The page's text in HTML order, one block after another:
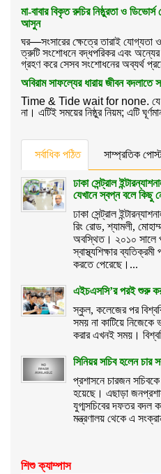
মা-বাবার বিকৃত রুচির নিষ্ঠুরতা ও
আসুন
ঘর—সংসারের ক্ষেত্রে তারাই যোগ্যতা ও
ত্রুটি সংশোধনে বদ্ধপরিকর এবং অন্যের
গ্রহণ করে সেসব সংশোধনের অব্যর্থ
অবিরাম সাফল্যের ধারায় জীবন বদলাতে
Time & Tide wait for none. যে
না। এটিই সময়ের নিষ্ঠুর নিয়ম; এটি
সর্বাধিক পঠিত সাম্প্রতিক
ঢাকা সেন্ট্রাল
যেখানে স্বপ্ন বলে কিছু
ঢাকা সেন্ট্রাল
রিং রোড, শ্যামলী,
অবস্থিত। ২০১০ সালে
স্বাস্থ্যশিক্ষার ব্যতিক্রমী
করতে পেরেছে।...
এইচএসসি’র পরই শুরু
স্কুল, কলেজের পর
সময় না কাটিয়ে
করার এখনই সময়।
সিনিয়র সচিব হলেন চার
প্রশাসনে চারজন সচিবকে
হয়েছে। এছাড়া
যুগ্মসচিবের দফতর বদল
মন্ত্রণালয় থেকে এ
শিশু ক্যাম্পাস